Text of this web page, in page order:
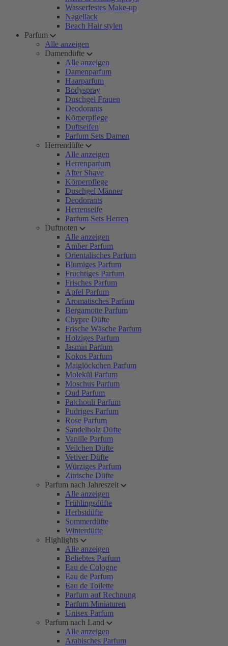
Wasserfestes Make-up
Nagellack
Beach Hair stylen
Parfum
Alle anzeigen
Damendüfte
Alle anzeigen
Damenparfum
Haarparfum
Bodyspray
Duschgel Frauen
Deodorants
Körperpflege
Duftseifen
Parfum Sets Damen
Herrendüfte
Alle anzeigen
Herrenparfum
After Shave
Körperpflege
Duschgel Männer
Deodorants
Herrenseife
Parfum Sets Herren
Duftnoten
Alle anzeigen
Amber Parfum
Orientalisches Parfum
Blumiges Parfum
Fruchtiges Parfum
Frisches Parfum
Apfel Parfum
Aromatisches Parfum
Bergamotte Parfum
Chypre Düfte
Frische Wäsche Parfum
Holziges Parfum
Jasmin Parfum
Kokos Parfum
Maiglöckchen Parfum
Molekül Parfum
Moschus Parfum
Oud Parfum
Patchouli Parfum
Pudriges Parfum
Rose Parfum
Sandelholz Düfte
Vanille Parfum
Veilchen Düfte
Vetiver Düfte
Würziges Parfum
Zitrische Düfte
Parfum nach Jahreszeit
Alle anzeigen
Frühlingsdüfte
Herbstdüfte
Sommerdüfte
Winterdüfte
Highlights
Alle anzeigen
Beliebtes Parfum
Eau de Cologne
Eau de Parfum
Eau de Toilette
Parfum auf Rechnung
Parfum Miniaturen
Unisex Parfum
Parfum nach Land
Alle anzeigen
Arabisches Parfum